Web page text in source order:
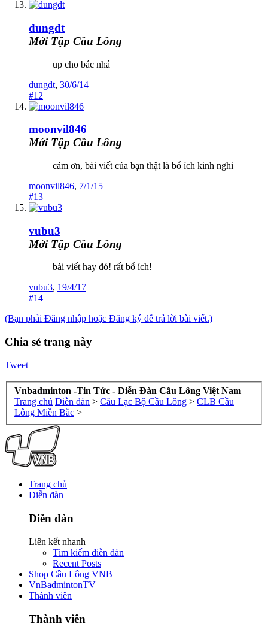
dungdt
Mới Tập Cầu Lông
up cho bác nhá
dungdt, 30/6/14
#12
moonvil846
Mới Tập Cầu Lông
cảm ơn, bài viết của bạn thật là bổ ích kinh nghi
moonvil846, 7/1/15
#13
vubu3
Mới Tập Cầu Lông
bài viết hay đó! rất bổ ích!
vubu3, 19/4/17
#14
(Bạn phải Đăng nhập hoặc Đăng ký để trả lời bài viết.)
Chia sẻ trang này
Tweet
Vnbadminton -Tin Tức - Diễn Đàn Cầu Lông Việt Nam
Trang chủ Diễn đàn > Câu Lạc Bộ Cầu Lông > CLB Cầu
Lông Miền Bắc >
Trang chủ
Diễn đàn
Diễn đàn
Liên kết nhanh
Tìm kiếm diễn đàn
Recent Posts
Shop Cầu Lông VNB
VnBadmintonTV
Thành viên
Thành viên